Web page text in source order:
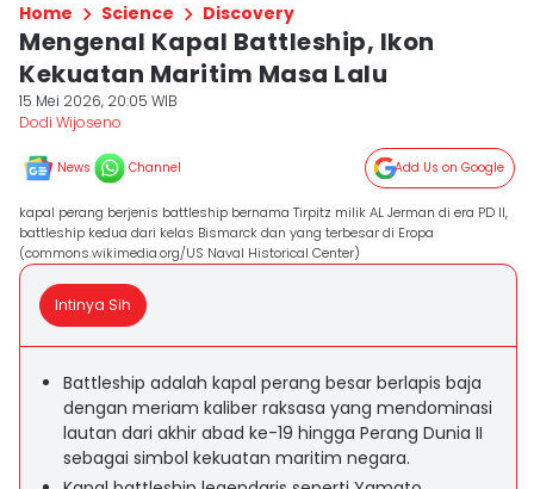
Home Science Discovery
Mengenal Kapal Battleship, Ikon
Kekuatan Maritim Masa Lalu
15 Mei 2026, 20:05 WIB
Dodi Wijoseno
News Channel Add Us on Google
kapal perang berjenis battleship bernama Tirpitz milik AL Jerman di era PD II,
battleship kedua dari kelas Bismarck dan yang terbesar di Eropa
(commons.wikimedia.org/US Naval Historical Center)
Intinya Sih
Battleship adalah kapal perang besar berlapis baja
dengan meriam kaliber raksasa yang mendominasi
lautan dari akhir abad ke-19 hingga Perang Dunia II
sebagai simbol kekuatan maritim negara.